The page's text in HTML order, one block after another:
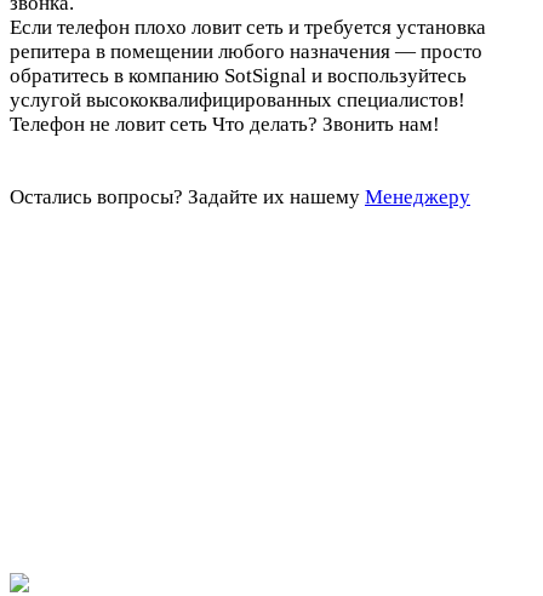
Если телефон плохо ловит сеть и требуется установка
репитера в помещении любого назначения — просто
обратитесь в компанию SotSignal и воспользуйтесь
услугой высококвалифицированных специалистов!
Телефон не ловит сеть Что делать? Звонить нам!
Остались вопросы? Задайте их нашему Менеджеру